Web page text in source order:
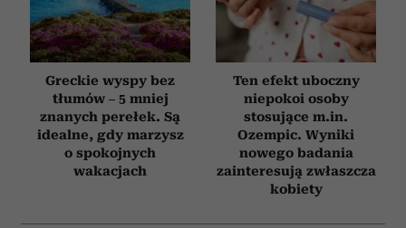
Greckie wyspy bez
tłumów – 5 mniej
znanych perełek. Są
idealne, gdy marzysz
o spokojnych
wakacjach
Ten efekt uboczny
niepokoi osoby
stosujące m.in.
Ozempic. Wyniki
nowego badania
zainteresują zwłaszcza
kobiety